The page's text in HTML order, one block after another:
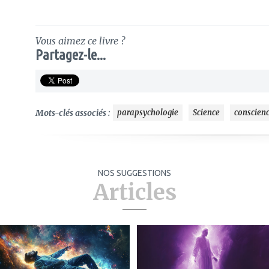
Vous aimez ce livre ?
Partagez-le...
Mots-clés associés : parapsychologie Science
NOS SUGGESTIONS
Articles
à
mes
favoris